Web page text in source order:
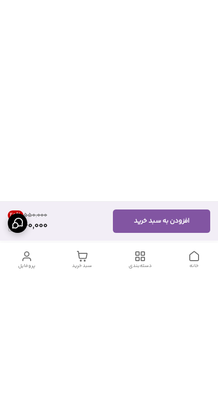
۵۵۰٬۰۰۰ 20%
440,000 افزودن به سبد خرید
پروفایل سبد خرید دسته‌بندی خانه